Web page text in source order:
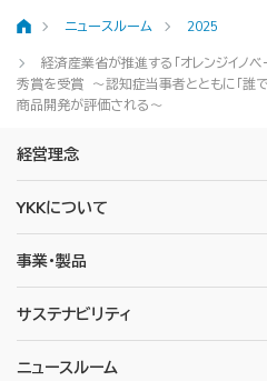
ホームニュースルーム 2025
経済産業省が推進する「オレンジイノ
秀賞を受賞 ～認知症当事者とともに「誰
商品開発が評価される～
経営理念
YKKについて
事業・製品
サステナビリティ
ニュースルーム